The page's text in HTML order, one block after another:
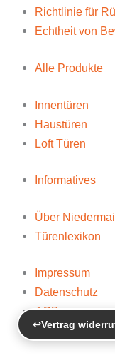
Richtlinie für
Echtheit von
Alle Produkte
Innentüren
Haustüren
Loft Türen
Informatives
Über
Türenlexikon
Impressum
Datenschutz
AGB
↩Vertrag